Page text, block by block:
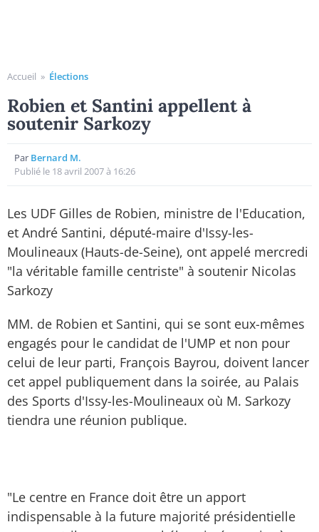
Accueil » Élections
Robien et Santini appellent à
soutenir Sarkozy
Par Bernard M.
Publié le 18 avril 2007 à 16:26
Les UDF Gilles de Robien, ministre de l'Education,
et André Santini, député-maire d'Issy-les-
Moulineaux (Hauts-de-Seine), ont appelé mercredi
"la véritable famille centriste" à soutenir Nicolas
Sarkozy
MM. de Robien et Santini, qui se sont eux-mêmes
engagés pour le candidat de l'UMP et non pour
celui de leur parti, François Bayrou, doivent lancer
cet appel publiquement dans la soirée, au Palais
des Sports d'Issy-les-Moulineaux où M. Sarkozy
tiendra une réunion publique.
"Le centre en France doit être un apport
indispensable à la future majorité présidentielle